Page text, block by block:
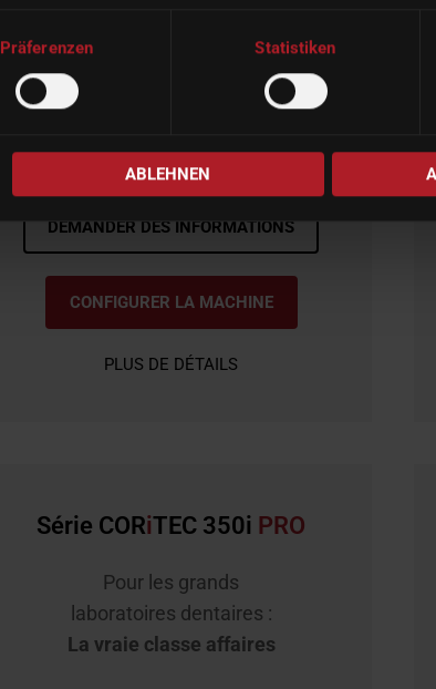
Präferenzen Statistiken
ABLEHNEN
à partir de 23.450,00 € *
DEMANDER DES INFORMATIONS
CONFIGURER LA MACHINE
PLUS DE DÉTAILS
Série CORiTEC 350i PRO
Pour les grands
laboratoires dentaires :
La vraie classe affaires